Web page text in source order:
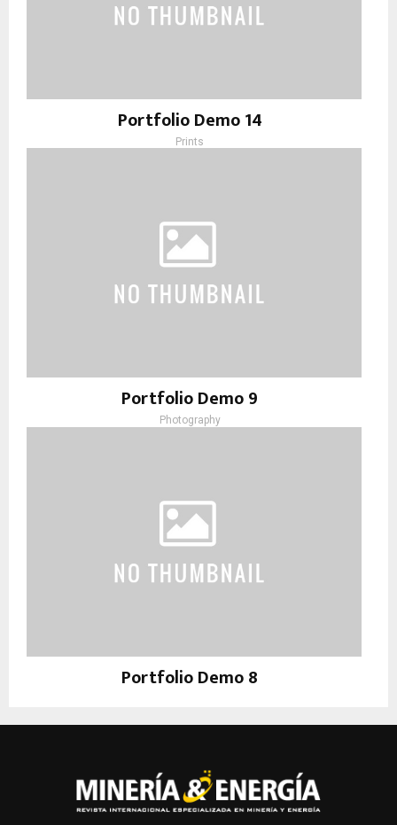
Portfolio Demo 14
Prints
Portfolio Demo 9
Photography
Portfolio Demo 8